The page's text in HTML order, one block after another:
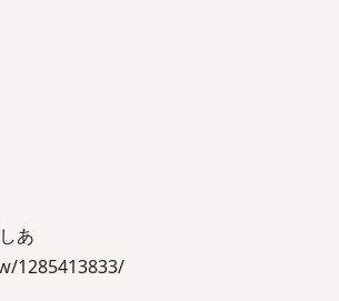
あ
1285413833/